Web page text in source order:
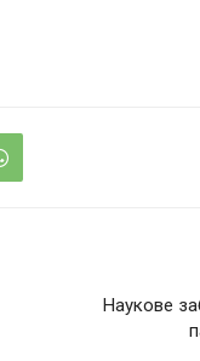
Наукове